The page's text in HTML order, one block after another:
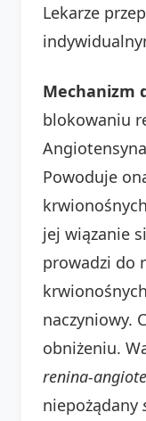
Lekarze
Mechanizm
blokowaniu
Powoduje
jej wiązanie
prowadzi do
naczyniowy.
obniżeniu.
renina-
niepożądany